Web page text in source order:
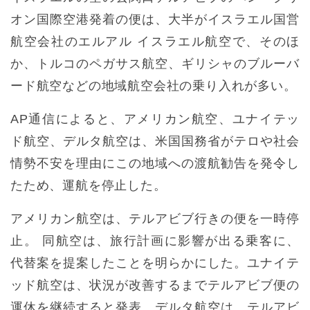
オン国際空港発着の便は、大半がイスラエル国営
航空会社のエルアル イスラエル航空で、そのほ
か、トルコのペガサス航空、ギリシャのブルーバ
ード航空などの地域航空会社の乗り入れが多い。
AP通信によると、アメリカン航空、ユナイテッ
ド航空、デルタ航空は、米国国務省がテロや社会
情勢不安を理由にこの地域への渡航勧告を発令し
たため、運航を停止した。
アメリカン航空は、テルアビブ行きの便を一時停
止。 同航空は、旅行計画に影響が出る乗客に、
代替案を提案したことを明らかにした。ユナイテ
ッド航空は、状況が改善するまでテルアビブ便の